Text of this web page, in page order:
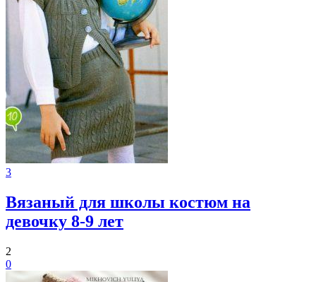
3
Вязаный для школы костюм на
девочку 8-9 лет
2
0